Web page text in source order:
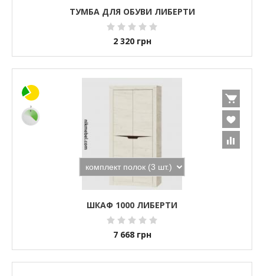
ТУМБА ДЛЯ ОБУВИ ЛИБЕРТИ
2 320 грн
ШКАФ 1000 ЛИБЕРТИ
7 668 грн